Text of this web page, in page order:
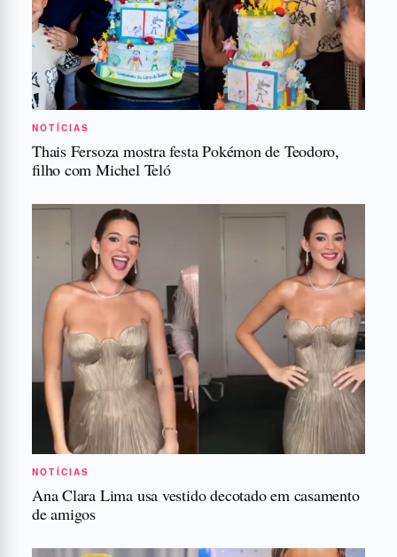
NOTÍCIAS
Thais Fersoza mostra festa Pokémon de Teodoro,
filho com Michel Teló
NOTÍCIAS
Ana Clara Lima usa vestido decotado em casamento
de amigos